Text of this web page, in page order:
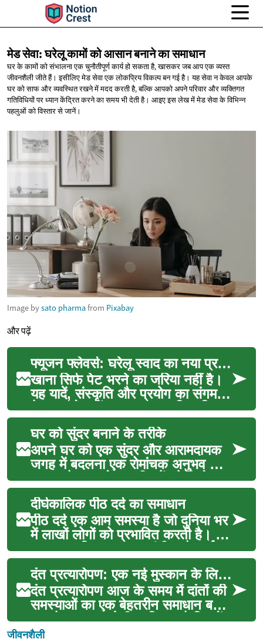
मेड सेवा: घरेलू कामों को आसान बनानेका समाधान
घर के कामों को संभालना एक चुनौतीपूर्ण कार्य हो सकता है, खासकर जब आप एक व्यस्त
जीवनशैली जीते हैं। इसीलिए मेड सेवा एक लोकप्रिय विकल्प बन गई है। यह सेवा न केवल आपके
घर को साफ और व्यवस्थित रखने में मदद करती है, बल्कि आपको अपने परिवार और व्यक्तिगत
गतिविधियों पर ध्यान केंद्रित करने का समय भी देती है। आइए इस लेख में मेड सेवा के विभिन्न
पहलुओं को विस्तार से जानें।
Image bysato pharmafrom Pixabay
और पढ़ें
फ्यूजन फ्लेवर्स: घरेलू स्वाद का नया प्रयोग
खाना सिर्फ पेट भरने का जरिया नहीं है।
यह यादें, संस्कृति और प्रयोग का संगम
है। इस लेख में हम नए स्वाद, क्रिएटिव
तकनीक...
घर को सुंदर बनाने के तरीके
अपने घर को एक सुंदर और आरामदायक
जगह में बदलना एक रोमांचक अनुभव हो
सकता है। यह केवल दीवारों को रंगने या
नया फर्नीचर खर...
दीर्घकालिक पीठ दर्द का समाधान
पीठ दर्द एक आम समस्या है जो दुनिया भर
में लाखों लोगों को प्रभावित करती है। यह
हल्का असुविधाजनक या गंभीर और दुर्बल
करन...
दंत प्रत्यारोपण: एक नई मुस्कान के लिए आधुनिक समाधान
दंत प्रत्यारोपण आज के समय में दांतों की
समस्याओं का एक बेहतरीन समाधान बन
गया है। यह एक ऐसी प्रक्रिया है जिसमें
खोए हु...
जीवनशैली